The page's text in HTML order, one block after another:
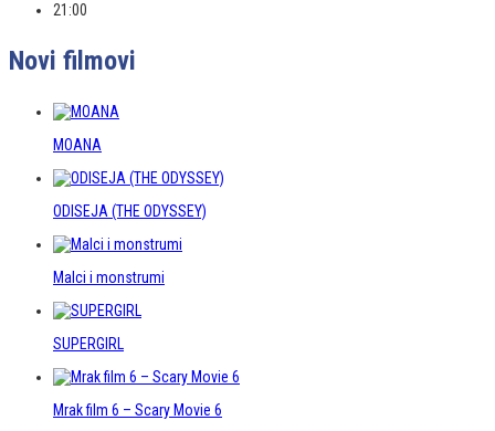
21:00
Novi filmovi
MOANA
ODISEJA (THE ODYSSEY)
Malci i monstrumi
SUPERGIRL
Mrak film 6 – Scary Movie 6